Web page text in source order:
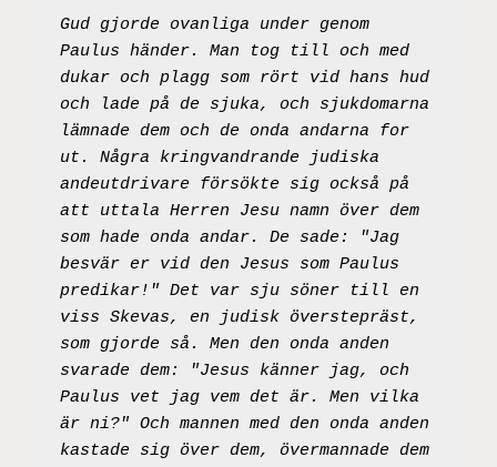
Gud gjorde ovanliga under genom
Paulus händer. Man tog till och med
dukar och plagg som rört vid hans hud
och lade på de sjuka, och sjukdomarna
lämnade dem och de onda andarna for
ut. Några kringvandrande judiska
andeutdrivare försökte sig också på
att uttala Herren Jesu namn över dem
som hade onda andar. De sade: "Jag
besvär er vid den Jesus som Paulus
predikar!" Det var sju söner till en
viss Skevas, en judisk överstepräst,
som gjorde så. Men den onda anden
svarade dem: "Jesus känner jag, och
Paulus vet jag vem det är. Men vilka
är ni?" Och mannen med den onda anden
kastade sig över dem, övermannade dem